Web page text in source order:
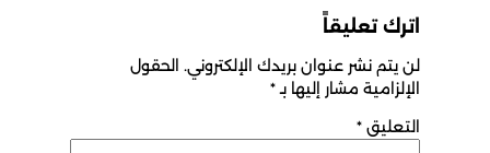
اترك تعليقاً
لن يتم نشر عنوان بريدك الإلكتروني. الحقول
الإلزامية مشار إليها بـ *
التعليق*